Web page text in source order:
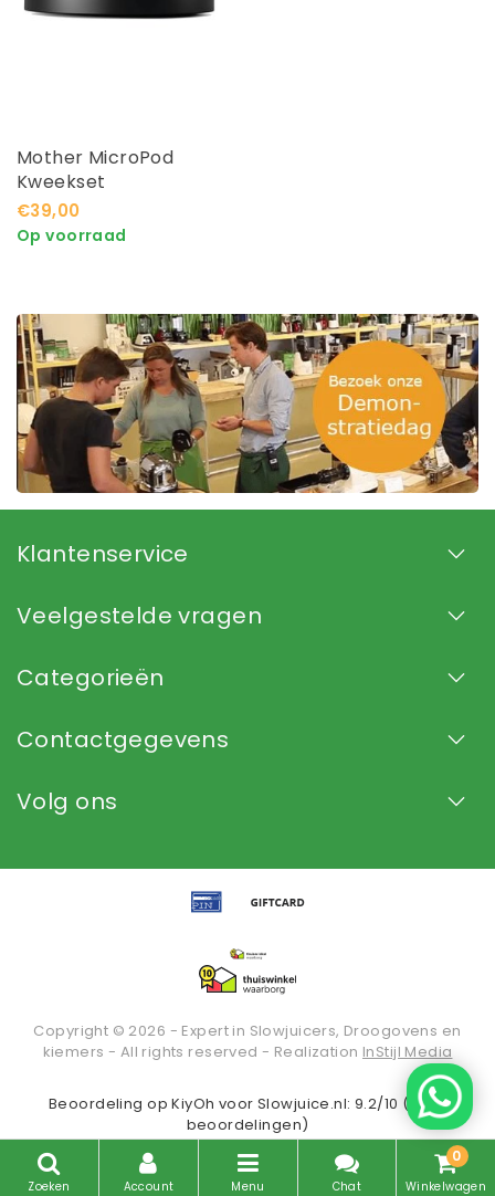
Mother MicroPod
Kweekset
€39,00
Op voorraad
Klantenservice
Veelgestelde vragen
Categorieën
Contactgegevens
Volg ons
Copyright © 2026 - Expert in Slowjuicers, Droogovens en
kiemers - All rights reserved - Realization InStijl Media
Zoeken Account Menu Chat
0
Winkelwagen
Beoordeling opKiyOh voor Slowjuice.nl: 9.2/10 (2936
beoordelingen)